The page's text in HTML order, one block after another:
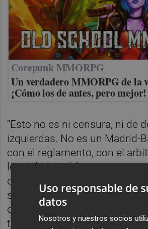
Corepunk MMORPG
Un verdadero MMORPG de la
¡Cómo los de antes, pero mejor!
“Esto no es ni censura, ni de
izquierdas. No es un Madrid-
con el reglamento, con el
legalidad. Y ahí vamos a ser
quien sea", expresaba días
secretaria autonómica de
durante la primera rueda de
tras la salida de Pérez Pont.
Uso responsable de
datos
Nosotros y nuestros socios